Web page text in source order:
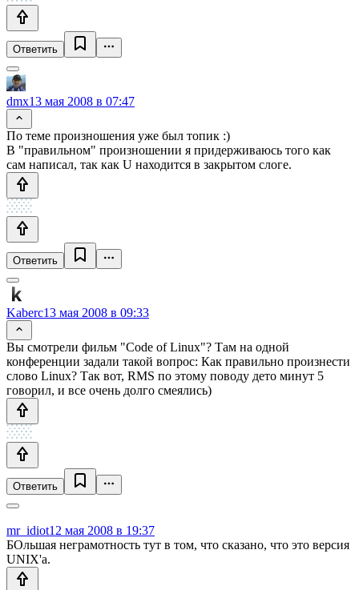
Ответить
dmx13 мая 2008 в 07:47
По теме произношения уже был топик :)
В "правильном" произношении я придерживаюсь того как
сам написал, так как U находится в закрытом слоге.
Ответить
Kaberc13 мая 2008 в 09:33
Вы смотрели фильм "Code of Linux"? Там на одной
конференции задали такой вопрос: Как правильно произнести
слово Linux? Так вот, RMS по этому поводу дето минут 5
говорил, и все очень долго смеялись)
Ответить
mr_idiot12 мая 2008 в 19:37
БОльшая неграмотность тут в том, что сказано, что это версия
UNIX'а.